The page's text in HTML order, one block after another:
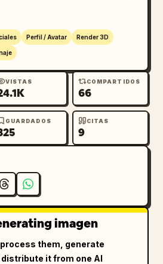
Perfil / Avatar Render 3D
VISTAS COMPARTIDOS
66
GUARDADOS CITAS
9
imagen
them, generate
it from one AI